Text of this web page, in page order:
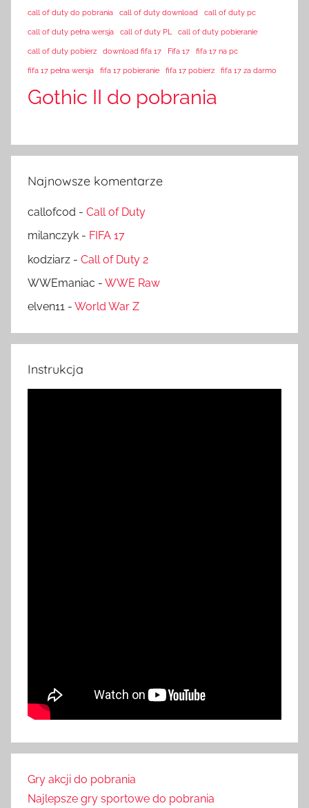
call of duty do pobrania call of duty download call of duty pc
call of duty pełna wersja call of duty PL call of duty pobieranie
call of duty pobierz download fifa 17 Fifa 17 fifa 17 na pc
fifa 17 pełna wersja fifa 17 pobieranie fifa 17 pobierz fifa 17 za darmo
Gothic II do pobrania
Najnowsze komentarze
callofcod - Call of Duty
milanczyk - FIFA 17
kodziarz - Call of Duty 2
WWEmaniac - WWE Raw
elven11 - World War Z
Instrukcja
Gry akcji do pobrania
Najlepsze gry sportowe do pobrania